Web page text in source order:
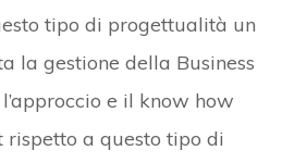
tipo di progettualità un
la gestione della Business
e il know how
a questo tipo di